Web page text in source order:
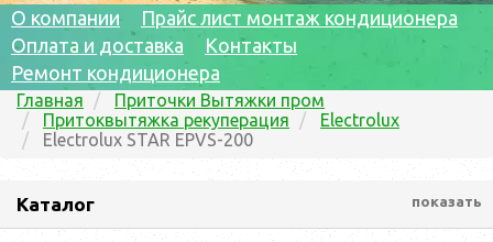
О компании
Прайс лист монтаж кондиционера
Оплата и доставка
Контакты
Ремонт кондиционера
Главная
Приточки Вытяжки пром
Притоквытяжка рекуперация
Electrolux
Electrolux STAR EPVS-200
Каталог показать